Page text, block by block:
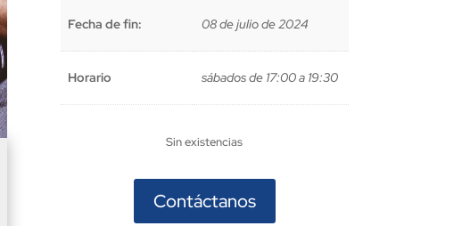
Fecha de fin: 08 de julio de 2024
Horario sábados de 17:00 a 19:30
Sin existencias
Contáctanos